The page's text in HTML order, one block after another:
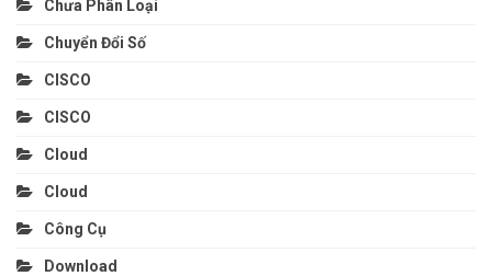
Chưa Phân Loại
Chuyển Đổi Số
CISCO
CISCO
Cloud
Cloud
Công Cụ
Download